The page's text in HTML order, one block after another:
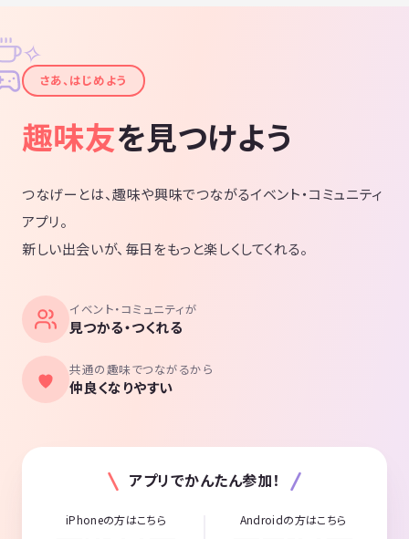
✦
✧
さあ、はじめよう
趣味友を見つけよう
つなげーとは、趣味や興味でつながるイベント・コミュニティ
アプリ。
新しい出会いが、毎日をもっと楽しくしてくれる。
イベント・コミュニティが
見つかる・つくれる
共通の趣味でつながるから
仲良くなりやすい
アプリでかんたん参加！
iPhoneの方はこちら Androidの方はこちら